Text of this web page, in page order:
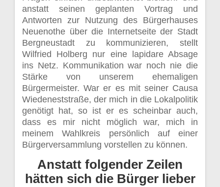
anstatt seinen geplanten Vortrag und
Antworten zur Nutzung des Bürgerhauses
Neuenothe über die Internetseite der Stadt
Bergneustadt zu kommunizieren, stellt
Wilfried Holberg nur eine lapidare Absage
ins Netz. Kommunikation war noch nie die
Stärke von unserem ehemaligen
Bürgermeister. War er es mit seiner Causa
Wiedeneststraße, der mich in die Lokalpolitik
genötigt hat, so ist er es scheinbar auch,
dass es mir nicht möglich war, mich in
meinem Wahlkreis persönlich auf einer
Bürgerversammlung vorstellen zu können.
Anstatt folgender Zeilen
hätten sich die Bürger lieber